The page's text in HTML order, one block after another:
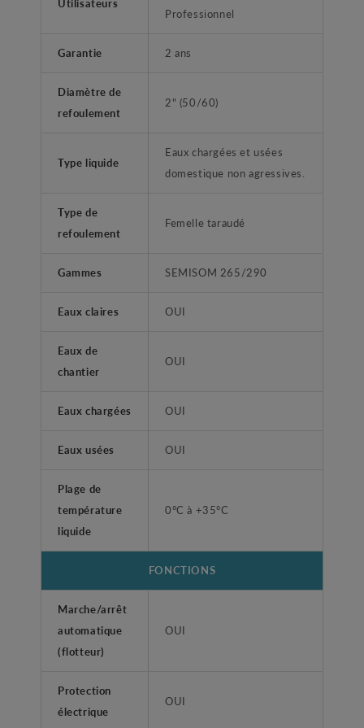
Professionnel
Garantie 2 ans
Diamètre de
refoulement
2" (50/60)
Type liquide
Eaux chargées et usées
domestique non agressives.
Type de
refoulement
Femelle taraudé
Gammes SEMISOM 265/290
Eaux claires OUI
Eaux de
chantier
OUI
Eaux chargées OUI
Eaux usées OUI
Plage de
température
liquide
0°C à +35°C
FONCTIONS
Marche/arrêt
automatique
(flotteur)
OUI
Protection
électrique
OUI